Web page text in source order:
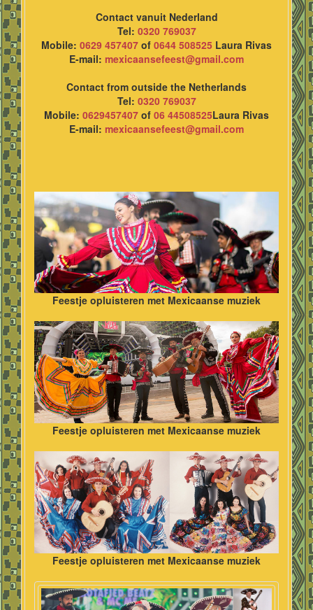
Contact vanuit Nederland
Tel: 0320 769037
Mobile: 0629 457407 of 0644 508525 Laura Rivas
E-mail: mexicaansefeest@gmail.com
Contact from outside the Netherlands
Tel: 0320 769037
Mobile: 0629457407 of 06 44508525Laura Rivas
E-mail: mexicaansefeest@gmail.com
Feestje opluisteren met Mexicaanse muziek
Feestje opluisteren met Mexicaanse muziek
Feestje opluisteren met Mexicaanse muziek